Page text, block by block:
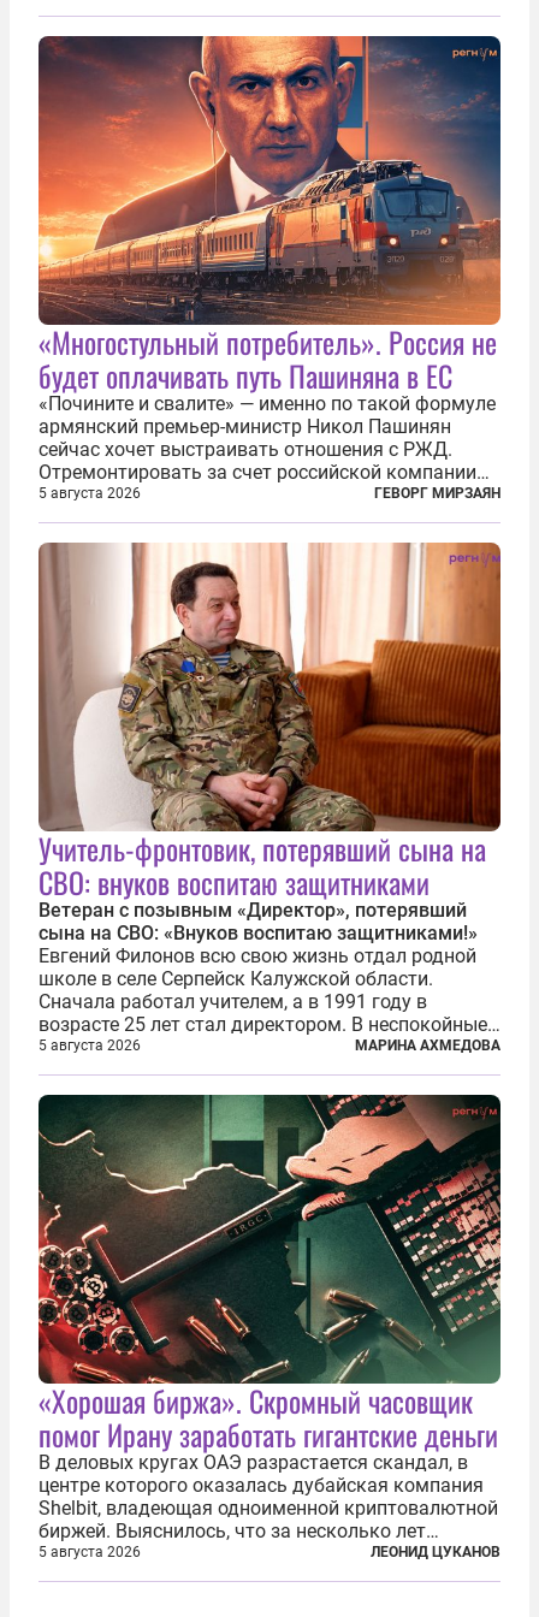
«Многостульный потребитель». Россия не
будет оплачивать путь Пашиняна в ЕС
«Почините и свалите» — именно по такой формуле
армянский премьер-министр Никол Пашинян
сейчас хочет выстраивать отношения с РЖД.
Отремонтировать за счет российской компании
железнодорожную инфраструктуру в районе
прохождения TRIPP (коридора, который должен
связать Азербайджан и Турцию через...
5 августа 2026 ГЕВОРГ МИРЗАЯН
Учитель-фронтовик, потерявший сына на
СВО: внуков воспитаю защитниками
Ветеран с позывным «Директор», потерявший
сына на СВО: «Внуков воспитаю защитниками!»
Евгений Филонов всю свою жизнь отдал родной
школе в селе Серпейск Калужской области.
Сначала работал учителем, а в 1991 году в
возрасте 25 лет стал директором. В неспокойные
90-е он сумел спасти школу от закрытия и со
временем сделал ее лучшей в районе. В 2023 году
в возрасте 57 лет вслед за сыном...
5 августа 2026 МАРИНА АХМЕДОВА
«Хорошая биржа». Скромный часовщик
помог Ирану заработать гигантские деньги
В деловых кругах ОАЭ разрастается скандал, в
центре которого оказалась дубайская компания
Shelbit, владеющая одноименной криптовалютной
биржей. Выяснилось, что за несколько лет
существования через Shelbit прошло не менее 4
млрд долларов в криптовалюте, принадлежащих
5 августа 2026 ЛЕОНИД ЦУКАНОВ